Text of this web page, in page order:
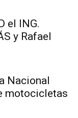
el ING.
y Rafael
Nacional
motocicletas